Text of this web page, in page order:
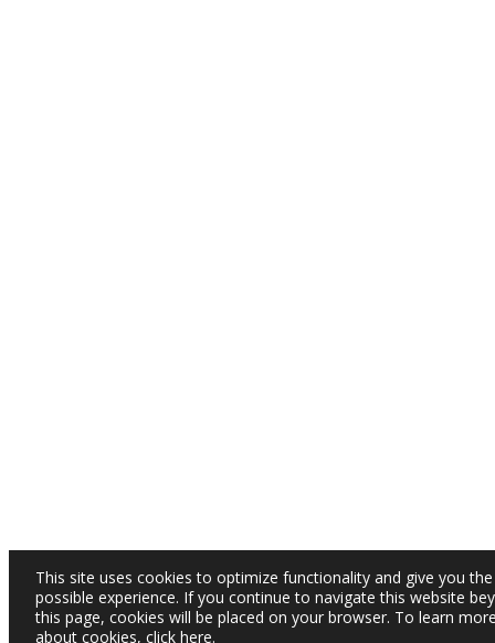
This site uses cookies to optimize functionality and give you
possible experience. If you continue to navigate this website
this page, cookies will be placed on your browser. To learn
about cookies, click here.